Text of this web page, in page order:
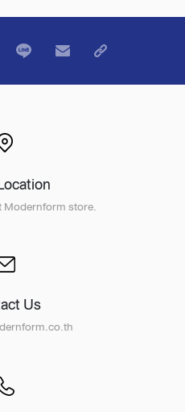
Modernform store.
Us